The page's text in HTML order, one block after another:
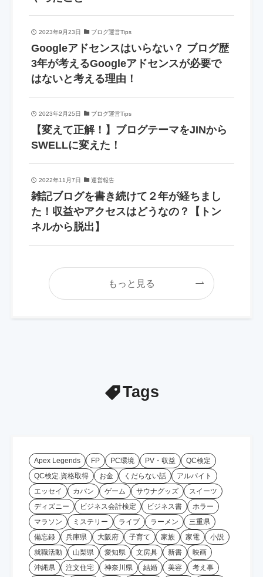
2023年9月23日 ブログ運営Tips
Googleアドセンスはいらない？ ブログ歴
3年が考えるGoogleアドセンスが必要で
はないと考える理由！
2023年2月25日 ブログ運営Tips
【変えて正解！】ブログテーマをJINから
SWELLに変えた！
2022年11月7日 運営報告
雑記ブログを書き続けて２年が経ちまし
た！収益やアクセスはどうなの？【トン
ネルから脱出】
もっと見る
Tags
Apex Legends FP PC環境 PV・収益
QC検定
QC検定.資格取得
お金 くだらない話
アルバイト
エッセイ
カバン ゲーム サウナグッズ
スイーツ
ディズニー
ビジネス会計検定 ビジネス書
ホラー
マラソン
ミステリー ライブ ラーメン
三重県
備忘録
兵庫県 大阪府 子育て 家族 家電
小説
就職活動
山梨県 愛知県 文房具 新書
映画
沖縄県
注文住宅 神奈川県 結婚 美容
考え事